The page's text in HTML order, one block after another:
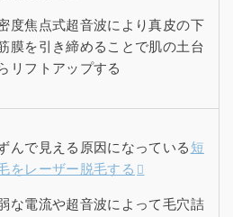
度焦点式超音波により真皮の下
膜を引き締めることで肌の土台
リフトアップする
んで見える原因になっている短
をレーザー脱毛する
な電流や超音波によって毛穴詰